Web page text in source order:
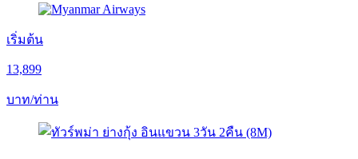
เริ่มต้น
13,899
บาท/ท่าน